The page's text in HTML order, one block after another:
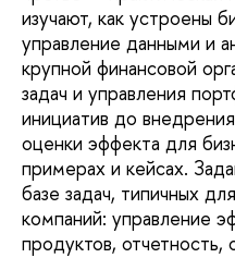
изучают, как устроены
управление данными и
крупной финансовой
задач и управления
инициатив до
оценки эффекта для
примерах и кейсах.
базе задач, типичных
компаний: управление
продуктов,